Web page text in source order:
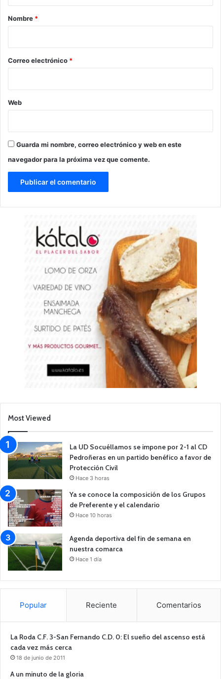
r
*
Nombre *
Correo electrónico *
Web
Guarda mi nombre, correo electrónico y web en este
navegador para la próxima vez que comente.
Most Viewed
La UD Socuéllamos se impone por 2-1 al CD
Pedroñeras en un partido benéfico a favor de
Protección Civil
Hace 3 horas
Ya se conoce la composición de los Grupos
de Preferente y el calendario
Hace 10 horas
Agenda deportiva del fin de semana en
nuestra comarca
Hace 1 día
Popular Reciente Comentarios
La Roda C.F. 3-San Fernando C.D. 0: El sueño del ascenso está
cada vez más cerca
18 de junio de 2011
A un minuto de la gloria